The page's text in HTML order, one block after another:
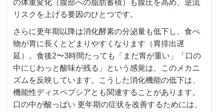
の体重変化（腹部への脂肪蓄積）も腹圧を高め、逆流
リスクを上げる要因のひとつです。
さらに更年期以降は消化酵素の分泌量も低下し、食べ
物が胃に長くとどまりやすくなります（胃排出遅
延）。食後2〜3時間たっても「まだ胃が重い」「口の
中にじわっと酸味が残る」という感覚は、このメカニ
ズムを反映しています。こうした消化機能の低下は、
機能性ディスペプシアとも関連することがあります。
口の中が酸っぱい 更年期の症状を改善するためには、